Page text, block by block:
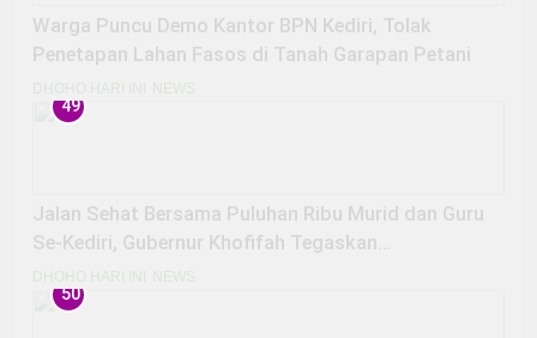
Warga Puncu Demo Kantor BPN Kediri, Tolak
Penetapan Lahan Fasos di Tanah Garapan Petani
DHOHO HARI INI NEWS
49
Jalan Sehat Bersama Puluhan Ribu Murid dan Guru
Se-Kediri, Gubernur Khofifah Tegaskan
SMA/SMK/SLB Negeri Se-Jatim Bebas Pungli dan
Terus Tingkatkan Prestasi
DHOHO HARI INI NEWS
50